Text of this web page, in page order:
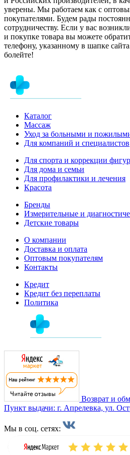
уверены. Мы работаем как с
покупателями. Будем рады
сотрудничеству. Если у вас
и покупке товара вы можете
телефону, указанному в шапке
болейте!
Каталог
Массаж
Уход за больными и
Для компаний и специалистов
Для спорта и коррекции
Для дома и семьи
Для профилактики и лечения
Красота
Бренды
Измерительные и
Детские товары
О компании
Доставка и оплата
Оптовым покупателям
Контакты
Кредит
Кредит без переплаты
Политика
Возврат и
Пункт выдачи: г. Апрелевка, ул.
Мы в соц. сетях: